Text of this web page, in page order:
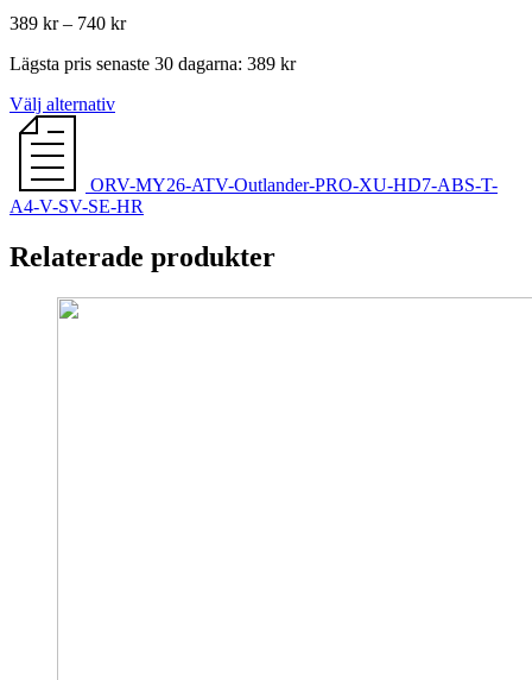
389 kr – 740 krPrisintervall:
till
Lägsta pris senaste 30 dagarna: 389 kr
Välj alternativDen
flera
varianter.
olika
alternativen
kan
ORV-MY26-ATV-Outlander-PRO-XU-HD7-ABS-T-
A4-V-SV-SE-HR
Relaterade produkter